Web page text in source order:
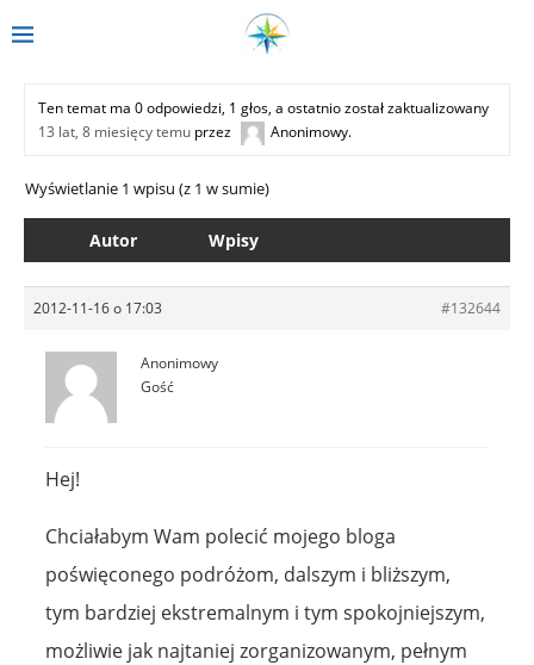
Ten temat ma 0 odpowiedzi, 1 głos, a ostatnio został zaktualizowany
13 lat, 8 miesięcy temu przez Anonimowy.
Wyświetlanie 1 wpisu (z 1 w sumie)
Autor Wpisy
2012-11-16 o 17:03 #132644
Anonimowy
Gość
Hej!
Chciałabym Wam polecić mojego bloga
poświęconego podróżom, dalszym i bliższym,
tym bardziej ekstremalnym i tym spokojniejszym,
możliwie jak najtaniej zorganizowanym, pełnym